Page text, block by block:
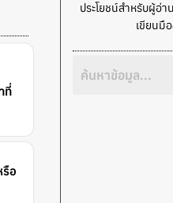
ที่
รือ
ประโยชน์สำหรับผู้อ่า
เขียนมื